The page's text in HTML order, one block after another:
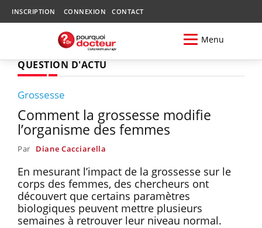
INSCRIPTION CONNEXION CONTACT
Menu
QUESTION D'ACTU
Grossesse
Comment la grossesse modifie
l’organisme des femmes
Par Diane Cacciarella
En mesurant l’impact de la grossesse sur le
corps des femmes, des chercheurs ont
découvert que certains paramètres
biologiques peuvent mettre plusieurs
semaines à retrouver leur niveau normal.